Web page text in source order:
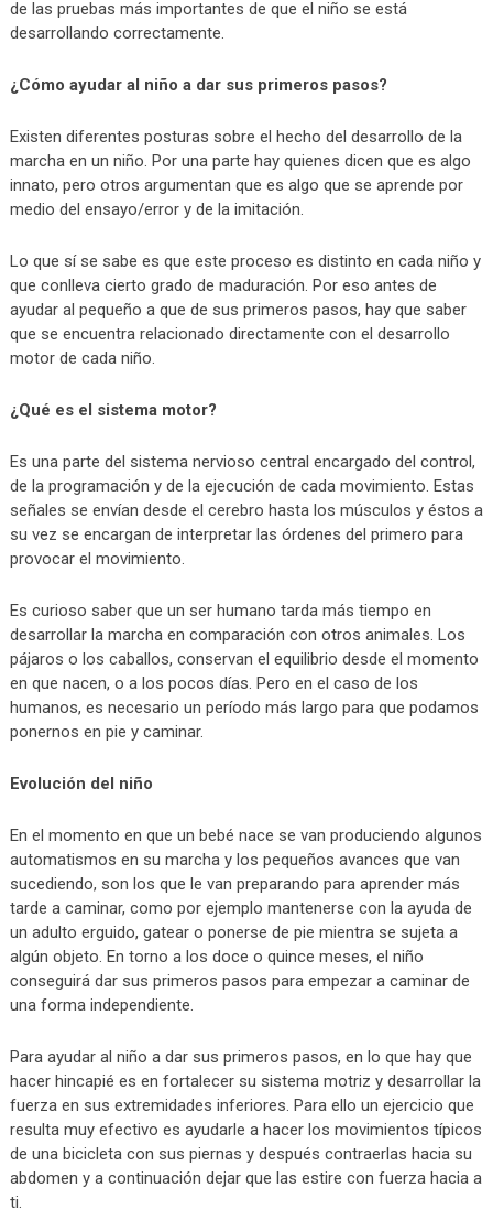
de las pruebas más importantes de que el niño se está
desarrollando correctamente.
¿Cómo ayudar al niño a dar sus primeros pasos?
Existen diferentes posturas sobre el hecho del desarrollo de la
marcha en un niño. Por una parte hay quienes dicen que es algo
innato, pero otros argumentan que es algo que se aprende por
medio del ensayo/error y de la imitación.
Lo que sí se sabe es que este proceso es distinto en cada niño y
que conlleva cierto grado de maduración. Por eso antes de
ayudar al pequeño a que de sus primeros pasos, hay que saber
que se encuentra relacionado directamente con el desarrollo
motor de cada niño.
¿Qué es el sistema motor?
Es una parte del sistema nervioso central encargado del control,
de la programación y de la ejecución de cada movimiento. Estas
señales se envían desde el cerebro hasta los músculos y éstos a
su vez se encargan de interpretar las órdenes del primero para
provocar el movimiento.
Es curioso saber que un ser humano tarda más tiempo en
desarrollar la marcha en comparación con otros animales. Los
pájaros o los caballos, conservan el equilibrio desde el momento
en que nacen, o a los pocos días. Pero en el caso de los
humanos, es necesario un período más largo para que podamos
ponernos en pie y caminar.
Evolución del niño
En el momento en que un bebé nace se van produciendo algunos
automatismos en su marcha y los pequeños avances que van
sucediendo, son los que le van preparando para aprender más
tarde a caminar, como por ejemplo mantenerse con la ayuda de
un adulto erguido, gatear o ponerse de pie mientra se sujeta a
algún objeto. En torno a los doce o quince meses, el niño
conseguirá dar sus primeros pasos para empezar a caminar de
una forma independiente.
Para ayudar al niño a dar sus primeros pasos, en lo que hay que
hacer hincapié es en fortalecer su sistema motriz y desarrollar la
fuerza en sus extremidades inferiores. Para ello un ejercicio que
resulta muy efectivo es ayudarle a hacer los movimientos típicos
de una bicicleta con sus piernas y después contraerlas hacia su
abdomen y a continuación dejar que las estire con fuerza hacia a
ti.